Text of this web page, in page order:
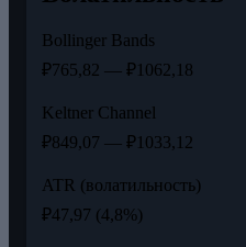
Bollinger Bands
₽765,82 — ₽1062,18
Keltner Channel
₽849,07 — ₽1033,12
ATR (волатильность)
₽47,97 (4,8%)